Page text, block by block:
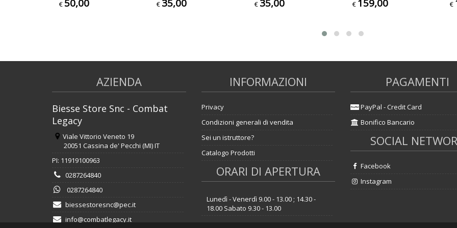
€ 50,00 € 35,00 € 35,00 € 159,00 €
AZIENDA
Biesse Store Snc - Combat
Legacy
Viale Vittorio Veneto 19
20051 Cassina de' Pecchi (MI) IT
PI: 11919100963
0287264840
0287264840
biessestoresnc@pec.it
info@combatlegacy.it
INFORMAZIONI
Privacy
Condizioni generali di vendita
Sei un istruttore?
Catalogo Prodotti
ORARI DI APERTURA
Lunedì - Venerdì 9.00 - 13.00 ; 14.30 -
18.00 Sabato 9.30 - 13.00
PAGAMENTI
PayPal - Credit Card
Bonifico Bancario
SOCIAL
Facebook
Instagram